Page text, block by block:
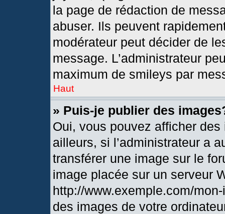
la page de rédaction de
abuser. Ils peuvent
modérateur peut décider de
message. L’administrateur
maximum de smileys par
Haut
» Puis-je publier des
Oui, vous pouvez afficher
ailleurs, si l’administrateur a
transférer une image sur le
image placée sur un serveur
http://www.exemple.com/
des images de votre